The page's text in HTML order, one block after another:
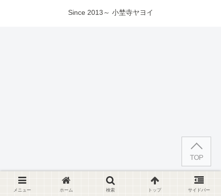
Since 2013～ 小埜寺ヤヨイ
メニュー ホーム 検索 トップ サイドバー
TOP